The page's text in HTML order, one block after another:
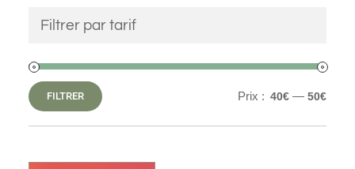
Filtrer par tarif
Prix
Prix
FILTRER Prix : 40€ — 50€